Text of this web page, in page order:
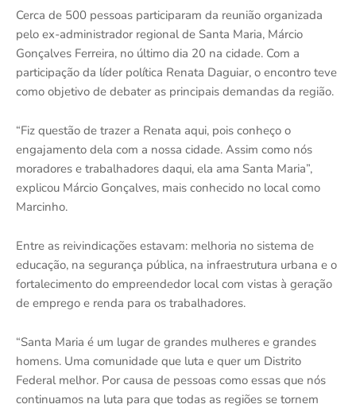
Cerca de 500 pessoas participaram da reunião organizada
pelo ex-administrador regional de Santa Maria, Márcio
Gonçalves Ferreira, no último dia 20 na cidade. Com a
participação da líder política Renata Daguiar, o encontro teve
como objetivo de debater as principais demandas da região.
“Fiz questão de trazer a Renata aqui, pois conheço o
engajamento dela com a nossa cidade. Assim como nós
moradores e trabalhadores daqui, ela ama Santa Maria”,
explicou Márcio Gonçalves, mais conhecido no local como
Marcinho.
Entre as reivindicações estavam: melhoria no sistema de
educação, na segurança pública, na infraestrutura urbana e o
fortalecimento do empreendedor local com vistas à geração
de emprego e renda para os trabalhadores.
“Santa Maria é um lugar de grandes mulheres e grandes
homens. Uma comunidade que luta e quer um Distrito
Federal melhor. Por causa de pessoas como essas que nós
continuamos na luta para que todas as regiões se tornem